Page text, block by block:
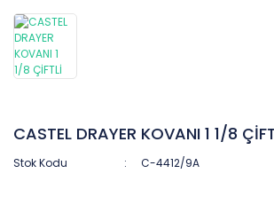
CASTEL DRAYER KOVANI 1 1/8
Stok Kodu C-4412/9A